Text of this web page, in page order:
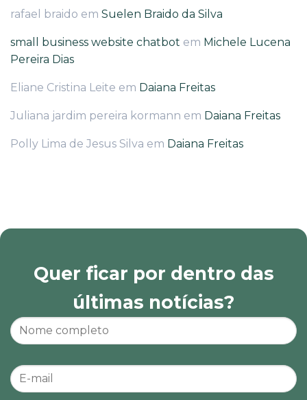
rafael braido em Suelen Braido da Silva
small business website chatbot em Michele Lucena
Pereira Dias
Eliane Cristina Leite em Daiana Freitas
Juliana jardim pereira kormann em Daiana Freitas
Polly Lima de Jesus Silva em Daiana Freitas
Quer ficar por dentro das
últimas notícias?